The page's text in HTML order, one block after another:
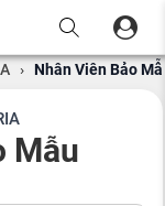
› Nhân Viên Bảo
Mẫu